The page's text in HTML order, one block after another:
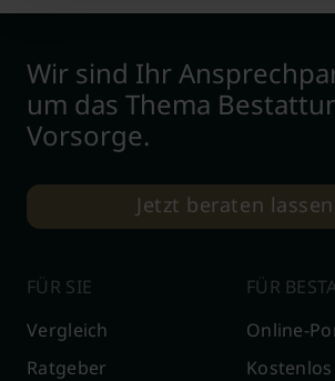
Wir sind Ihr
um das Thema
Vorsorge.
Jetzt beraten lassen
FÜR SIE
Vergleich
Ratgeber
FÜR
Online-